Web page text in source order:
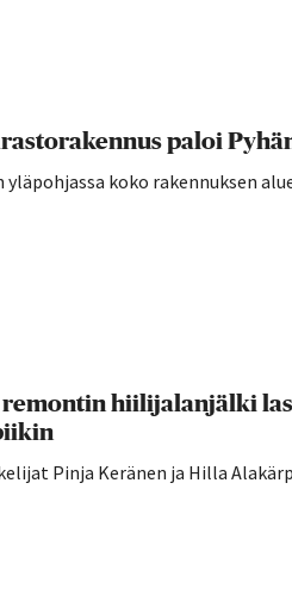
paloi
koko rakennuksen
hiilijalanjälki
Pinja Keränen ja Hilla